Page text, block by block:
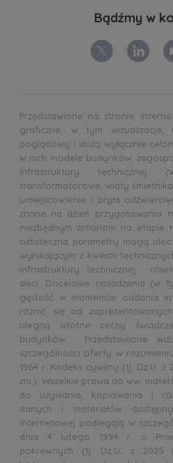
Bądźmy w
Przedstawione na stronie
graficzne, w tym wizualizacje,
poglądowy i służą wyłącznie
w nich modele budynków,
infrastruktury
transformatorowe, wiaty
umiejscowienie i bryła
znane na dzień przygotowania
niezbędnym zmianom na etapie
ostateczna parametry mogą
wynikającym z kwestii
infrastruktury technicznej
sieci. Docelowe nasadzenia (w
gęstość w momencie oddania
różnić się od
ulegną istotne cechy
budynków. Przedstawione
szczególności oferty w
1964 r. Kodeks cywilny (tj. Dz.U. z
zm.). Wszelkie prawa do ww.
do używania, kopiowania i
danych i materiałów
internetowej podlegają w
dnia 4 lutego 1994 r. o
pokrewnych (tj. Dz.U. z